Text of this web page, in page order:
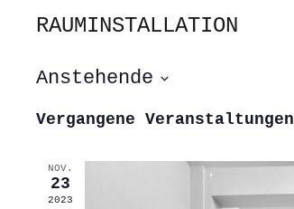
RAUMINSTALLATION
Anstehende
wählen.
Vergangene Veranstaltungen
NOV.
23
2023